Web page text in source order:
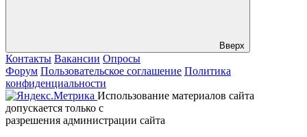
Вверх
Контакты Вакансии Опросы
Форум Пользовательское соглашение Политика
конфиденциальности
Использование материалов сайта
допускается только с
разрешения администрации сайта